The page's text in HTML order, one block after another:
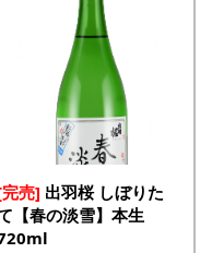
売] 出羽桜 しぼりた
【春の淡雪】本生